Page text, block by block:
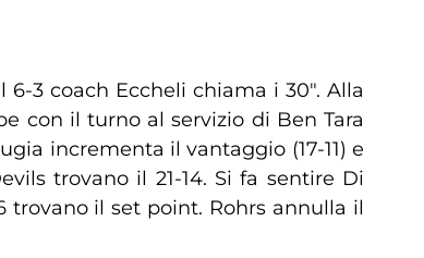
3 coach Eccheli chiama i 30″. Alla
con il turno al servizio di Ben Tara
incrementa il vantaggio (17-11) e
trovano il 21-14. Si fa sentire Di
trovano il set point. Rohrs annulla il